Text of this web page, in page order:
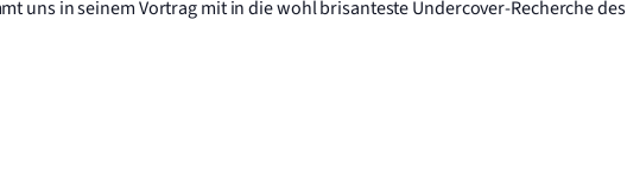
uns in seinem Vortrag mit in die wohl brisanteste Undercover-Recherche des